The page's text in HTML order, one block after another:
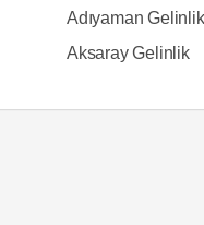
Adıyaman Gelinlik
Aksaray Gelinlik